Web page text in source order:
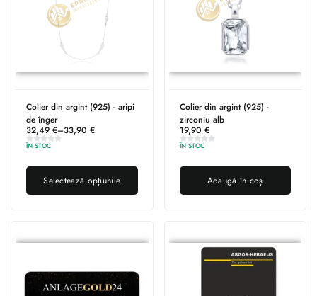
Colier din argint (925) - aripi
de înger
32,49 €–33,90 €
ÎN STOC
Selectează opțiunile
Colier din argint (925) -
zirconiu alb
19,90 €
ÎN STOC
Adaugă în coș